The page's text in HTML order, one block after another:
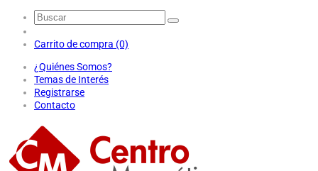
Carrito de compra (0)
¿Quiénes Somos?
Temas de Interés
Registrarse
Contacto